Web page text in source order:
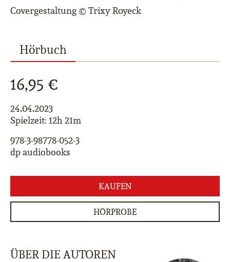
Covergestaltung © Trixy Royeck
Hörbuch
16,95 €
24.04.2023
Spielzeit: 12h 21m
978-3-98778-052-3
dp audiobooks
KAUFEN
HÖRPROBE
ÜBER DIE AUTOREN